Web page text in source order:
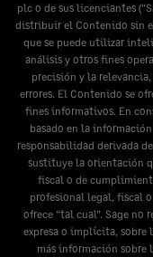
plc o de sus licenciantes
distribuir el Contenido sin
que se puede utilizar
análisis y otros fines
precisión y la
errores. El Contenido se
fines informativos. En
basado en la
responsabilidad derivada
sustituye la orientación
fiscal o de
profesional legal, fiscal
ofrece “tal cual”. Sage
expresa o implícita,
más información sobre